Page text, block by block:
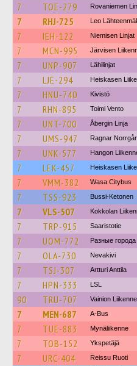
7 TOE-279 Rovaniemen
7 RHJ-725 Leo
7 IEH-122 Niemisen Linjat
7 MCN-995 Järvisen
7 UNP-907 Lähilinjat
7 LJE-294 Heiskasen
7 HNU-740 Kivistö
7 RHN-895 Toimi Vento
7 UNT-700 Åbergin Linja
7 UMS-947 Ragnar
7 UNK-577 Hangon
7 LEK-457 Heiskasen
7 VMM-382 Wasa Citybus
7 TSS-923 Bussi-Ketonen
7 VLS-507 Kokkolan
7 TRP-915 Saaristotie
7 UOM-772 Разные города
7 OLA-730 Nevakivi
7 TSJ-307 Artturi Anttila
7 HPN-333 LSL
90 TRU-707 Vainion Liikenne
7 MEN-687 A-Bus
7 TUE-883 Mynäliikenne
7 TOB-152 Ykspetäjä
7 URC-404 Reissu Ruoti